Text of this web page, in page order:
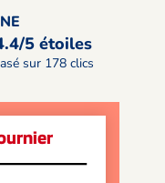
5 étoiles
sur 178 clics